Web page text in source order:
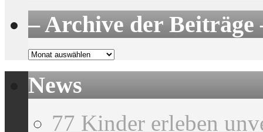
– Archive der Beiträge
–
der
Beiträge
–
News
77 Kinder erleben